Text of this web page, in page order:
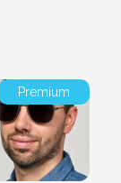
Premium